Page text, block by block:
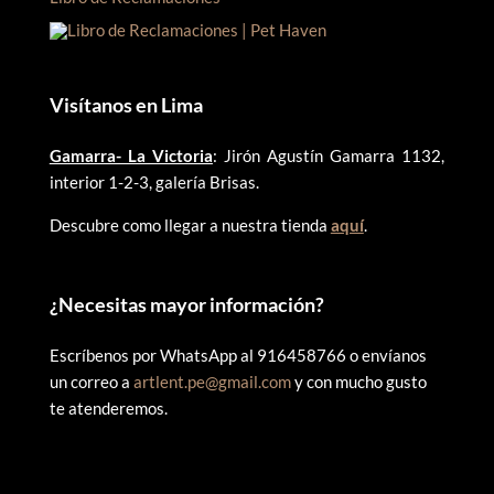
Visítanos en Lima
Gamarra- La Victoria: Jirón Agustín Gamarra 1132,
interior 1-2-3, galería Brisas.
Descubre como llegar a nuestra tienda aquí.
¿Necesitas mayor información?
Escríbenos por WhatsApp al 916458766 o envíanos
un correo a artlent.pe@gmail.comy con mucho gusto
te atenderemos.